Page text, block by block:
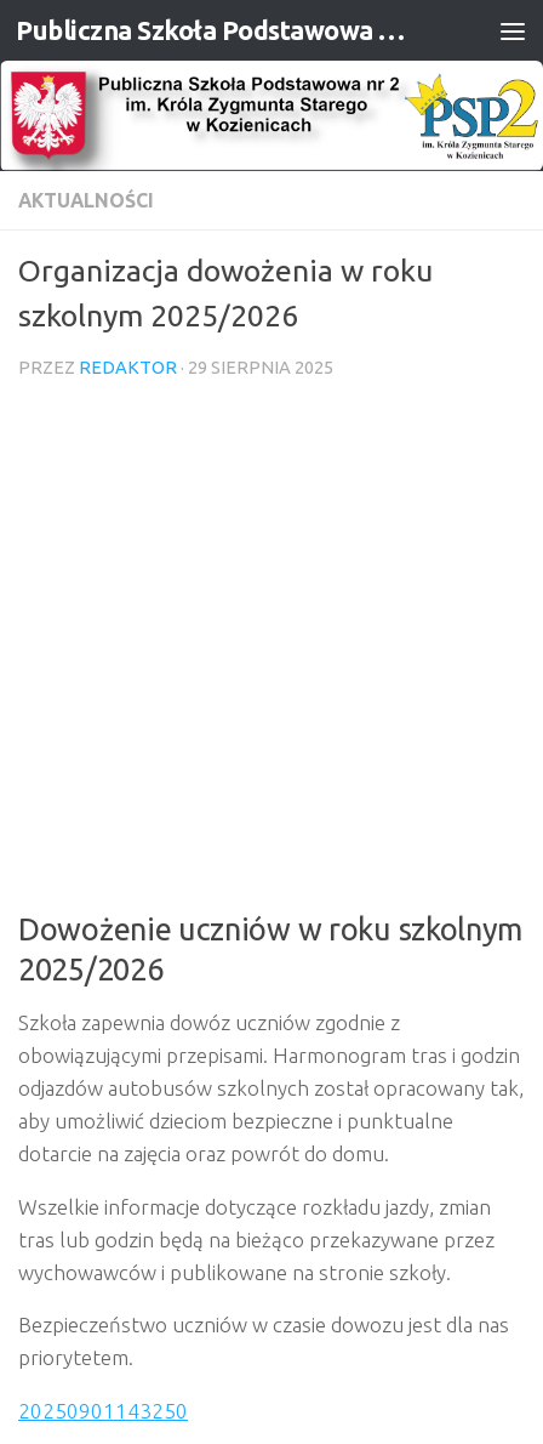
Przejdź do treści Publiczna Szkoła Podstawowa nr 2 im. Króla Zygmunta Starego w Kozienicach
AKTUALNOŚCI
Organizacja dowożenia w roku
szkolnym 2025/2026
PRZEZ REDAKTOR · 29 SIERPNIA 2025
Dowożenie uczniów w roku szkolnym
2025/2026
Szkoła zapewnia dowóz uczniów zgodnie z
obowiązującymi przepisami. Harmonogram tras i godzin
odjazdów autobusów szkolnych został opracowany tak,
aby umożliwić dzieciom bezpieczne i punktualne
dotarcie na zajęcia oraz powrót do domu.
Wszelkie informacje dotyczące rozkładu jazdy, zmian
tras lub godzin będą na bieżąco przekazywane przez
wychowawców i publikowane na stronie szkoły.
Bezpieczeństwo uczniów w czasie dowozu jest dla nas
priorytetem.
20250901143250